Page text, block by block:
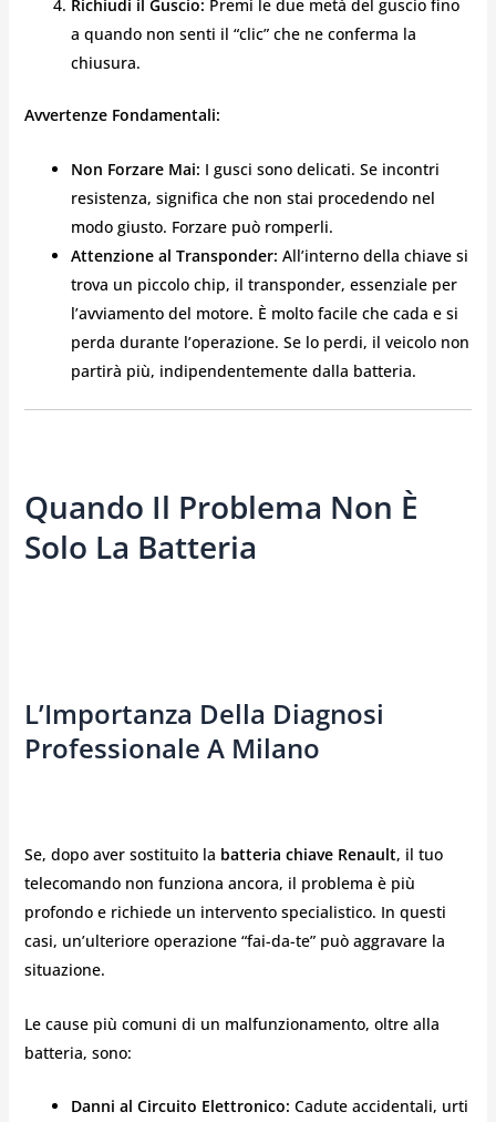
Richiudi il Guscio: Premi le due metà del guscio fino
a quando non senti il “clic” che ne conferma la
chiusura.
Avvertenze Fondamentali:
Non Forzare Mai: I gusci sono delicati. Se incontri
resistenza, significa che non stai procedendo nel
modo giusto. Forzare può romperli.
Attenzione al Transponder: All’interno della chiave si
trova un piccolo chip, il transponder, essenziale per
l’avviamento del motore. È molto facile che cada e si
perda durante l’operazione. Se lo perdi, il veicolo non
partirà più, indipendentemente dalla batteria.
Quando Il Problema Non È
Solo La Batteria
L’Importanza Della Diagnosi
Professionale A Milano
Se, dopo aver sostituito la batteria chiave Renault, il tuo
telecomando non funziona ancora, il problema è più
profondo e richiede un intervento specialistico. In questi
casi, un’ulteriore operazione “fai-da-te” può aggravare la
situazione.
Le cause più comuni di un malfunzionamento, oltre alla
batteria, sono:
Danni al Circuito Elettronico: Cadute accidentali, urti